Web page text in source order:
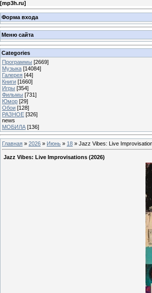
[mp3h.ru]
Форма входа
Меню сайта
Categories
Программы [2669]
Музыка [14084]
Галерея [44]
Книги [1660]
Игры [354]
Фильмы [731]
Юмор [29]
Обои [128]
РАЗНОЕ [326]
news
МОБИЛА [136]
Главная » 2026 » Июнь » 18 » Jazz Vibes: Live
Jazz Vibes: Live Improvisations (2026)